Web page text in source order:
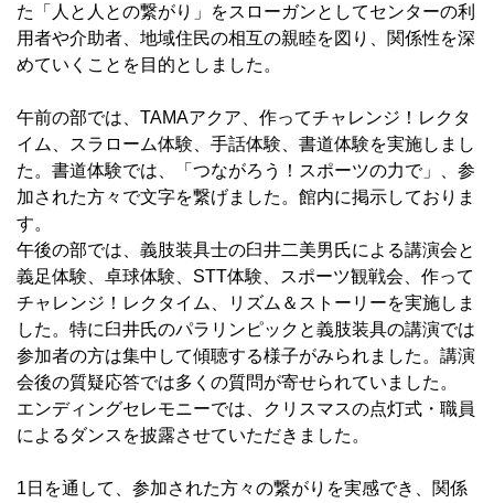
た「人と人との繋がり」をスローガンとしてセンターの利
用者や介助者、地域住民の相互の親睦を図り、関係性を深
めていくことを目的としました。
午前の部では、TAMAアクア、作ってチャレンジ！レクタ
イム、スラローム体験、手話体験、書道体験を実施しまし
た。書道体験では、「つながろう！スポーツの力で」、参
加された方々で文字を繋げました。館内に掲示しておりま
す。
午後の部では、義肢装具士の臼井二美男氏による講演会と
義足体験、卓球体験、STT体験、スポーツ観戦会、作って
チャレンジ！レクタイム、リズム＆ストーリーを実施しま
した。特に臼井氏のパラリンピックと義肢装具の講演では
参加者の方は集中して傾聴する様子がみられました。講演
会後の質疑応答では多くの質問が寄せられていました。
エンディングセレモニーでは、クリスマスの点灯式・職員
によるダンスを披露させていただきました。
1日を通して、参加された方々の繋がりを実感でき、関係